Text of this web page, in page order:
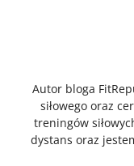
Autor bloga
siłowego oraz
treningów
dystans oraz